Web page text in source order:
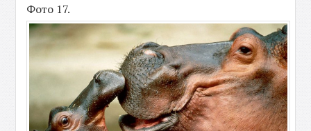
Фото 17.